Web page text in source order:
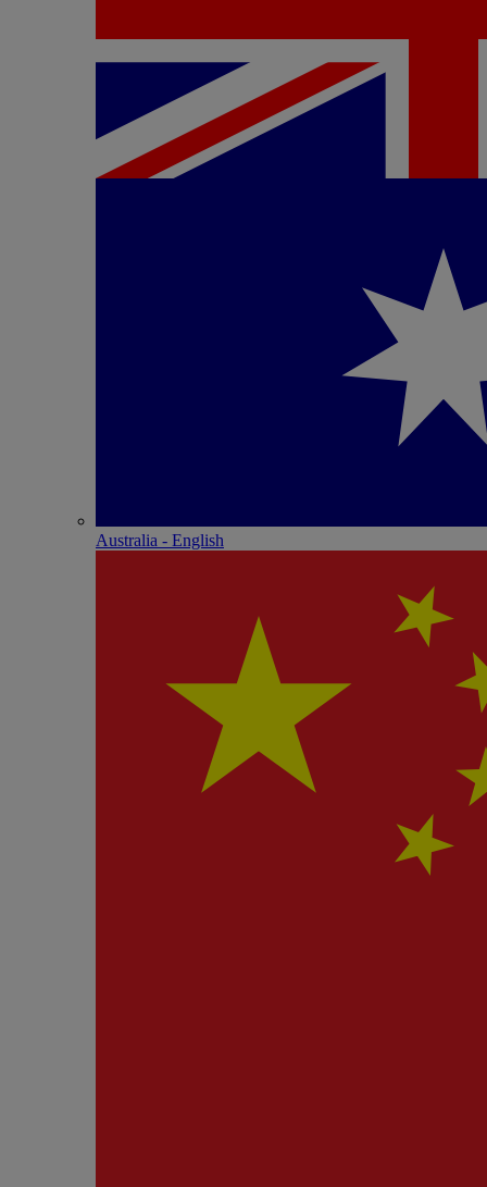
Australia - English